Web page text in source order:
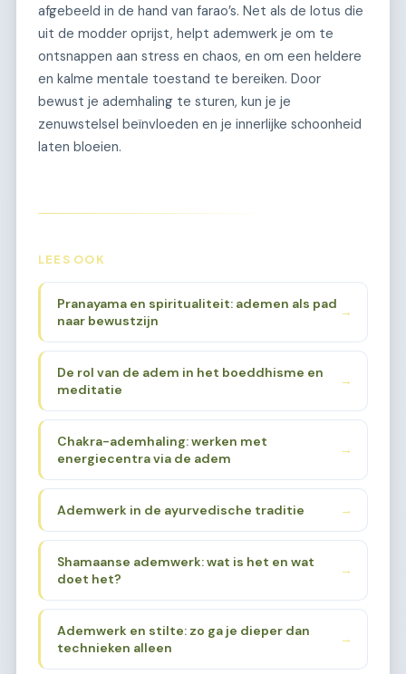
afgebeeld in de hand van farao’s. Net als de lotus die
uit de modder oprijst, helpt ademwerk je om te
ontsnappen aan stress en chaos, en om een heldere
en kalme mentale toestand te bereiken. Door
bewust je ademhaling te sturen, kun je je
zenuwstelsel beïnvloeden en je innerlijke schoonheid
laten bloeien.
LEES OOK
Pranayama en spiritualiteit: ademen als pad
naar bewustzijn
→
De rol van de adem in het boeddhisme en
meditatie
→
Chakra-ademhaling: werken met
energiecentra via de adem
→
Ademwerk in de ayurvedische traditie →
Shamaanse ademwerk: wat is het en wat
doet het?
→
Ademwerk en stilte: zo ga je dieper dan
technieken alleen
→